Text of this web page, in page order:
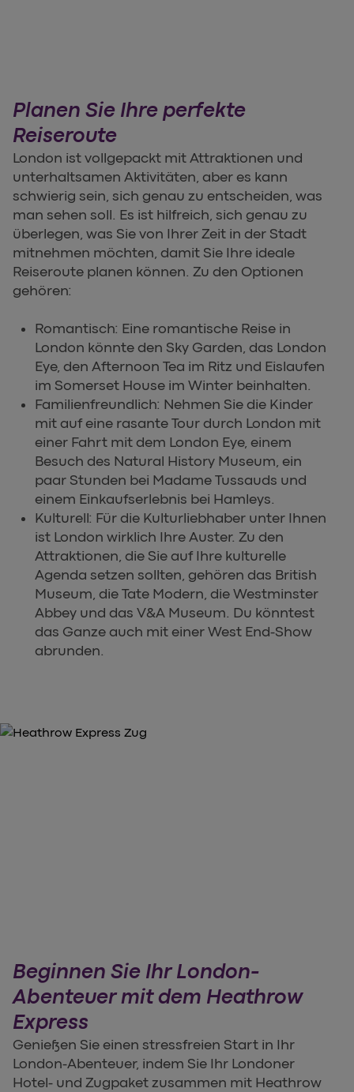
Planen Sie Ihre perfekte
Reiseroute
London ist vollgepackt mit Attraktionen und
unterhaltsamen Aktivitäten, aber es kann
schwierig sein, sich genau zu entscheiden, was
man sehen soll. Es ist hilfreich, sich genau zu
überlegen, was Sie von Ihrer Zeit in der Stadt
mitnehmen möchten, damit Sie Ihre ideale
Reiseroute planen können. Zu den Optionen
gehören:
Romantisch: Eine romantische Reise in
London könnte den Sky Garden, das London
Eye, den Afternoon Tea im Ritz und Eislaufen
im Somerset House im Winter beinhalten.
Familienfreundlich: Nehmen Sie die Kinder
mit auf eine rasante Tour durch London mit
einer Fahrt mit dem London Eye, einem
Besuch des Natural History Museum, ein
paar Stunden bei Madame Tussauds und
einem Einkaufserlebnis bei Hamleys.
Kulturell: Für die Kulturliebhaber unter Ihnen
ist London wirklich Ihre Auster. Zu den
Attraktionen, die Sie auf Ihre kulturelle
Agenda setzen sollten, gehören das British
Museum, die Tate Modern, die Westminster
Abbey und das V&A Museum. Du könntest
das Ganze auch mit einer West End-Show
abrunden.
Beginnen Sie Ihr London-
Abenteuer mit dem Heathrow
Express
Genießen Sie einen stressfreien Start in Ihr
London-Abenteuer, indem Sie Ihr Londoner
Hotel- und Zugpaket zusammen mit Heathrow